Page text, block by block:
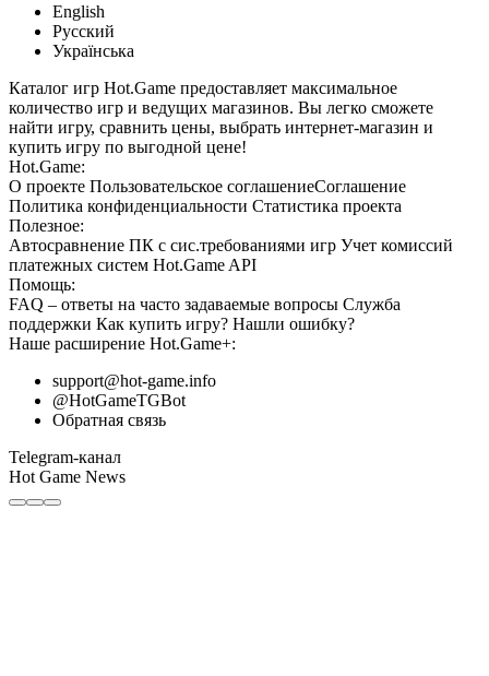
English
Русский
Українська
Каталог игр Hot.Game предоставляет максимальное
количество игр и ведущих магазинов. Вы легко сможете
найти игру, сравнить цены, выбрать интернет-магазин и
купить игру по выгодной цене!
Hot.Game:
О проекте Пользовательское соглашениеСоглашение
Политика конфиденциальности Статистика проекта
Полезное:
Автосравнение ПК с сис.требованиями игр Учет комиссий
платежных систем Hot.Game API
Помощь:
FAQ – ответы на часто задаваемые вопросы Служба
поддержки Как купить игру? Нашли ошибку?
Наше расширение Hot.Game+:
support@hot-game.info
@HotGameTGBot
Обратная связь
Telegram-канал
Hot Game News